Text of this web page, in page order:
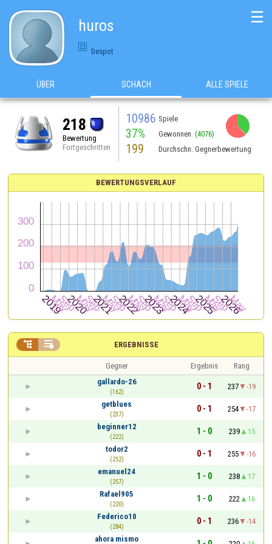
huros
Despot
☰
ÜBER SCHACH ALLE SPIELE
218
Bewertung
Fortgeschritten
10986 Spiele
37% Gewonnen (4076)
199 Durchschn. Gegnerbewertung
BEWERTUNGSVERLAUF
ERGEBNISSE
 
Gegner Ergebnis
Rang
gallardo-26
(162)
0 - 1 237
-19
getblues
(237)
0 - 1 254
-17
beginner12
(222)
1 - 0 239
15
todor2
(252)
0 - 1 255
-16
emanuel24
(257)
1 - 0 238
17
Rafael905
(220)
1 - 0 222
16
Federico10
(284)
0 - 1 236
-14
ahora mismo